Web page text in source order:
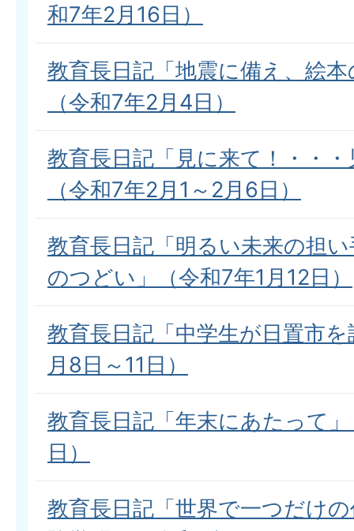
和7年2月16日）
教育長日記「地震に備え、絵
（令和7年2月4日）
教育長日記「見に来て！・・
（令和7年2月1～2月6日）
教育長日記「明るい未来の担
のつどい」（令和7年1月12日）
教育長日記「中学生が日置市
月8日～11日）
教育長日記「年末にあたって
日）
教育長日記「世界で一つだけ